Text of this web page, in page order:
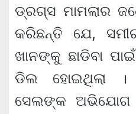
ଡ୍ରଗ୍ସ ମାମଲାର
କରିଛନ୍ତି ଯେ,
ଖାନଙ୍କୁ ଛାଡିବା
ଡିଲ ହୋଇଥିଲା ।
ସେଲଙ୍କ ଅଭିଯୋଗ